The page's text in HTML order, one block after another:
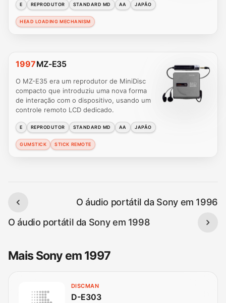
E REPRODUTOR STANDARD MD AA JAPÃO
HEAD LOADING MECHANISM
1997MZ-E35
O MZ-E35 era um reprodutor de MiniDisc
compacto que introduziu uma nova forma
de interação com o dispositivo, usando um
controle remoto LCD dedicado.
E REPRODUTOR STANDARD MD AA JAPÃO
GUMSTICK STICK REMOTE
O áudio portátil da Sony em 1996
O áudio portátil da Sony em 1998
Mais Sony em 1997
DISCMAN
D-E303